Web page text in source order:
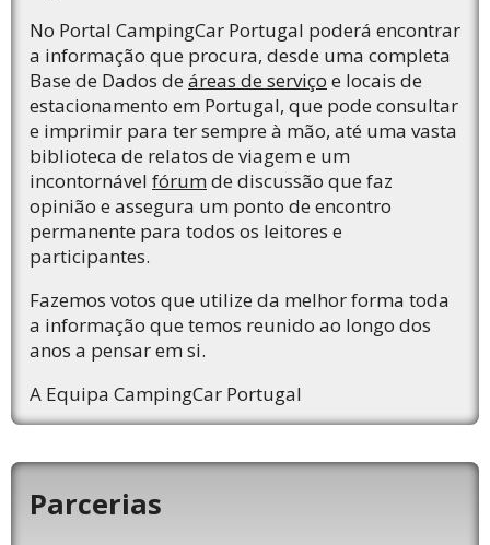
No Portal CampingCar Portugal poderá encontrar
a informação que procura, desde uma completa
Base de Dados de áreas de serviço e locais de
estacionamento em Portugal, que pode consultar
e imprimir para ter sempre à mão, até uma vasta
biblioteca de relatos de viagem e um
incontornável fórumde discussão que faz
opinião e assegura um ponto de encontro
permanente para todos os leitores e
participantes.
Fazemos votos que utilize da melhor forma toda
a informação que temos reunido ao longo dos
anos a pensar em si.
A Equipa CampingCar Portugal
Parcerias